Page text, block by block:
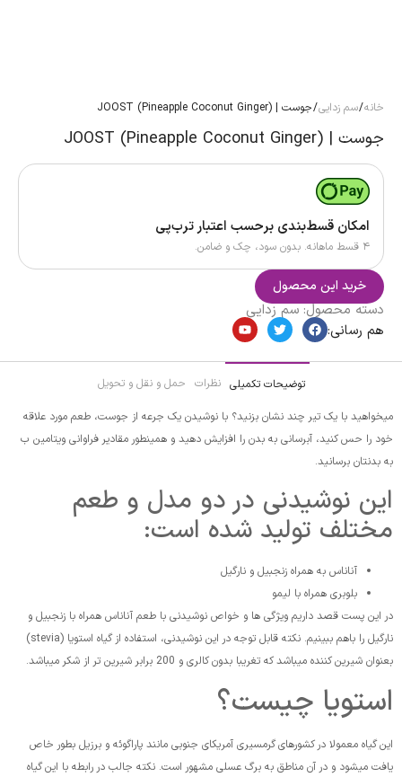
خانه/سم زدایی/ جوست | JOOST (Pineapple Coconut Ginger)
جوست | JOOST (Pineapple Coconut Ginger)
امکان قسط‌بندی برحسب اعتبار ترب‌پی
۴ قسط ماهانه. بدون سود، چک و ضامن.
خرید این محصول
دسته محصول:سم زدایی
هم رسانی:
توضیحات تکمیلی نظرات حمل و نقل و تحویل
میخواهید با یک تیر چند نشان بزنید؟ با نوشیدن یک جرعه از جوست، طعم مورد علاقه
خود را حس کنید، آبرسانی به بدن را افزایش دهید و همینطور مقادیر فراوانی ویتامین ب
به بدنتان برسانید.
این نوشیدنی در دو مدل و طعم
مختلف تولید شده است:
آناناس به همراه زنجبیل و نارگیل
بلوبری همراه با لیمو
در این پست قصد داریم ویژگی ها و خواص نوشیدنی با طعم آناناس همراه با زنجبیل و
نارگیل را باهم ببینیم. نکته قابل توجه در این نوشیدنی، استفاده از گیاه استویا (stevia)
بعنوان شیرین کننده میباشد که تغریبا بدون کالری و 200 برابر شیرین تر از شکر میباشد.
استویا چیست؟
این گیاه معمولا در کشورهای گرمسیری آمریکای جنوبی مانند پاراگوئه و برزیل بطور خاص
یافت میشود و در آن مناطق به برگ عسلی مشهور است. نکته جالب در رابطه با این گیاه